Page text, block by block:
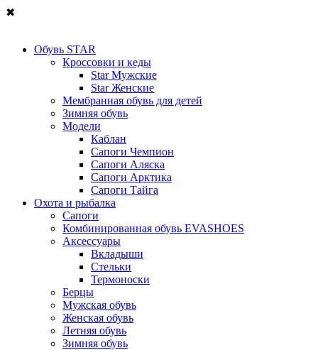
✖
Обувь STAR
Кроссовки и кеды
Star Мужские
Star Женские
Мембранная обувь для детей
Зимняя обувь
Модели
Каблан
Сапоги Чемпион
Сапоги Аляска
Сапоги Арктика
Сапоги Тайга
Охота и рыбалка
Сапоги
Комбинированная обувь EVASHOES
Аксессуары
Вкладыши
Стельки
Термоноски
Берцы
Мужская обувь
Женская обувь
Летняя обувь
Зимняя обувь